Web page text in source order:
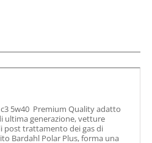
5w40 Premium Quality adatto
ultima generazione, vetture
post trattamento dei gas di
Bardahl Polar Plus, forma una